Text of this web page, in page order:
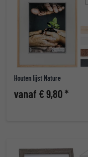
Houten lijst Nature
vanaf € 9,80 *